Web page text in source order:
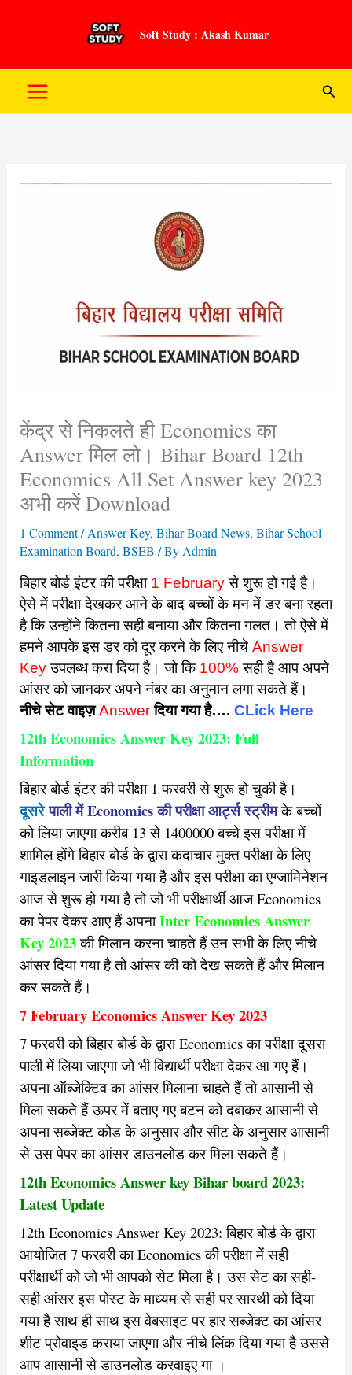
Soft Study : Akash Kumar
केंद्र से निकलते ही Economics का
Answer मिल लो। Bihar Board 12th
Economics All Set Answer key 2023
अभी करें Download
1 Comment /Answer Key, Bihar Board News, Bihar School
Examination Board, BSEB / By Admin
बिहार बोर्ड इंटर की परीक्षा1 Februaryसे शुरू हो गई है।
ऐसे में परीक्षा देखकर आने के बाद बच्चों के मन में डर बना रहता
है कि उन्होंने कितना सही बनाया और कितना गलत। तो ऐसे में
हमने आपके इस डर को दूर करने के लिए नीचे Answer
Keyउपलब्ध करा दिया है। जो कि 100%सही है आप अपने
आंसर को जानकर अपने नंबर का अनुमान लगा सकते हैं।
नीचे सेट वाइज़Answerदिया गया है…. CLick Here
12th Economics Answer Key 2023: Full
Information
बिहार बोर्ड इंटर की परीक्षा 1 फरवरी से शुरू हो चुकी है।
दूसरेपाली में Economics की परीक्षा आर्ट्स स्ट्रीम के बच्चों
को लिया जाएगा करीब 13 से 1400000 बच्चे इस परीक्षा में
शामिल होंगे बिहार बोर्ड के द्वारा कदाचार मुक्त परीक्षा के लिए
गाइडलाइन जारी किया गया है और इस परीक्षा का एग्जामिनेशन
आज से शुरू हो गया है तो जो भी परीक्षार्थी आज Economics
का पेपर देकर आए हैं अपनाInter Economics Answer
Key 2023 की मिलान करना चाहते हैं उन सभी के लिए नीचे
आंसर दिया गया है तो आंसर की को देख सकते हैं और मिलान
कर सकते हैं।
7 February Economics Answer Key 2023
7 फरवरी को बिहार बोर्ड के द्वारा Economics का परीक्षा दूसरा
पाली में लिया जाएगा जो भी विद्यार्थी परीक्षा देकर आ गए हैं।
अपना ऑब्जेक्टिव का आंसर मिलाना चाहते हैं तो आसानी से
मिला सकते हैं ऊपर में बताए गए बटन को दबाकर आसानी से
अपना सब्जेक्ट कोड के अनुसार और सीट के अनुसार आसानी
से उस पेपर का आंसर डाउनलोड कर मिला सकते हैं।
12th Economics Answer key Bihar board 2023:
Latest Update
12th Economics Answer Key 2023: बिहार बोर्ड के द्वारा
आयोजित 7 फरवरी का Economics की परीक्षा में सही
परीक्षार्थी को जो भी आपको सेट मिला है। उस सेट का सही-
सही आंसर इस पोस्ट के माध्यम से सही पर सारथी को दिया
गया है साथ ही साथ इस वेबसाइट पर हार सब्जेक्ट का आंसर
शीट प्रोवाइड कराया जाएगा और नीचे लिंक दिया गया है उससे
आप आसानी से डाउनलोड करवाइए गा ।